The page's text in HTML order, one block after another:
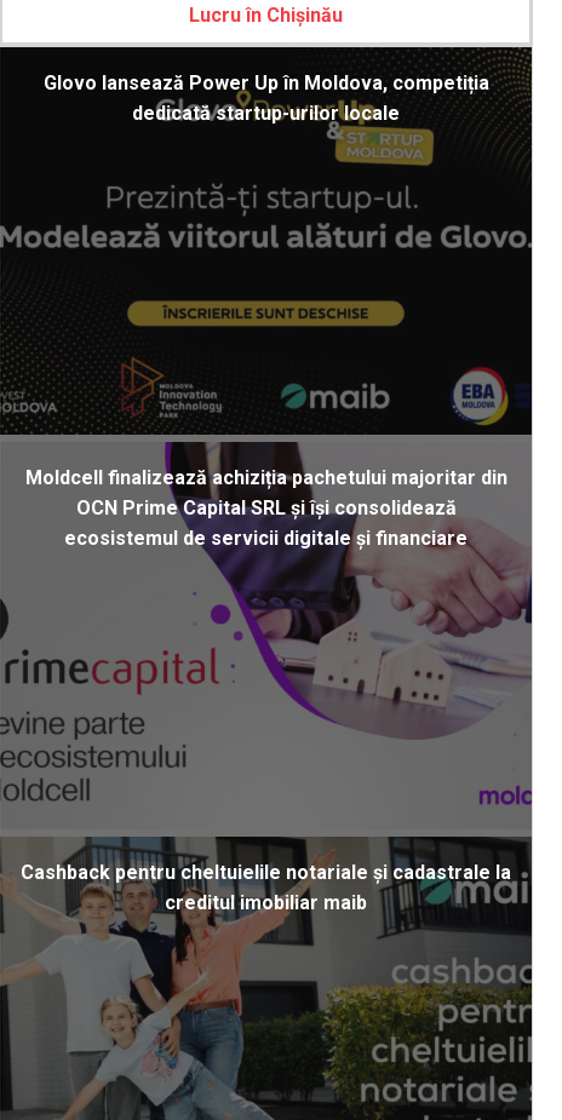
Lucru în Chișinău
Glovo lansează Power Up în Moldova, competiția
dedicată startup-urilor locale
Moldcell finalizează achiziția pachetului majoritar din
OCN Prime Capital SRL și își consolidează
ecosistemul de servicii digitale și financiare
Cashback pentru cheltuielile notariale și cadastrale la
creditul imobiliar maib